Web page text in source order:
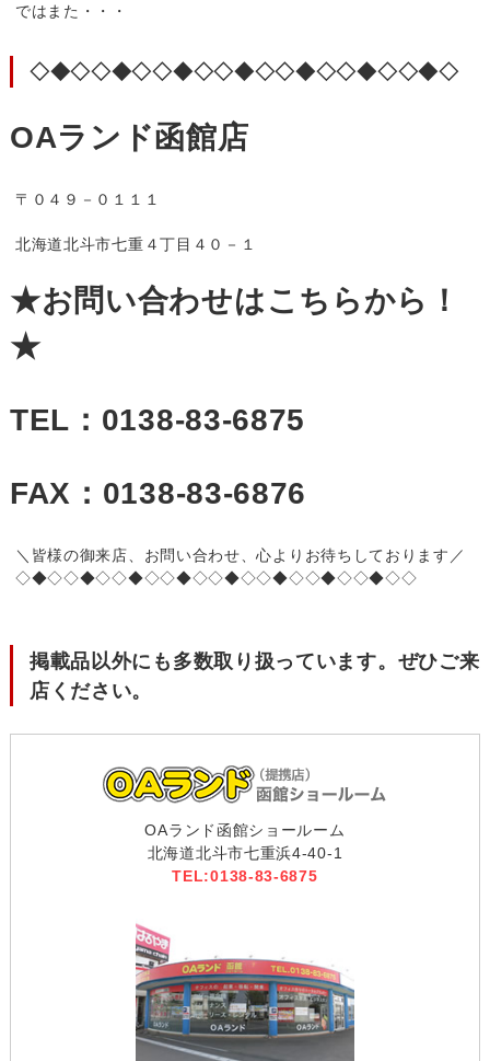
ではまた・・・
◇◆◇◇◆◇◇◆◇◇◆◇◇◆◇◇◆◇◇◆◇
OAランド函館店
〒０４９－０１１１
北海道北斗市七重４丁目４０－１
★お問い合わせはこちらから！
★
TEL：0138‐83‐6875
FAX：0138‐83‐6876
＼皆様の御来店、お問い合わせ、心よりお待ちしております／
◇◆◇◇◆◇◇◆◇◇◆◇◇◆◇◇◆◇◇◆◇◇◆◇◇
掲載品以外にも多数取り扱っています。ぜひご来
店ください。
OAランド函館ショールーム
北海道北斗市七重浜4-40-1
TEL:0138-83-6875